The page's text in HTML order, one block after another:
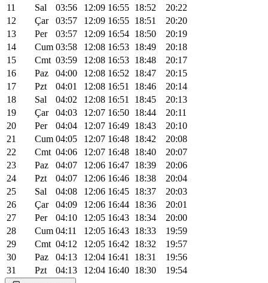
11
Sal 03:56 12:09 16:55 18:52
20:22
12
Çar 03:57 12:09 16:55 18:51
20:20
13
Per 03:57 12:09 16:54 18:50
20:19
14
Cum 03:58 12:08 16:53 18:49
20:18
15
Cmt 03:59 12:08 16:53 18:48
20:17
16
Paz 04:00 12:08 16:52 18:47
20:15
17
Pzt 04:01 12:08 16:51 18:46
20:14
18
Sal 04:02 12:08 16:51 18:45
20:13
19
Çar 04:03 12:07 16:50 18:44
20:11
20
Per 04:04 12:07 16:49 18:43
20:10
21
Cum 04:05 12:07 16:48 18:42
20:08
22
Cmt 04:06 12:07 16:48 18:40
20:07
23
Paz 04:07 12:06 16:47 18:39
20:06
24
Pzt 04:07 12:06 16:46 18:38
20:04
25
Sal 04:08 12:06 16:45 18:37
20:03
26
Çar 04:09 12:06 16:44 18:36
20:01
27
Per 04:10 12:05 16:43 18:34
20:00
28
Cum 04:11 12:05 16:43 18:33
19:59
29
Cmt 04:12 12:05 16:42 18:32
19:57
30
Paz 04:13 12:04 16:41 18:31
19:56
31
Pzt 04:13 12:04 16:40 18:30 19:54